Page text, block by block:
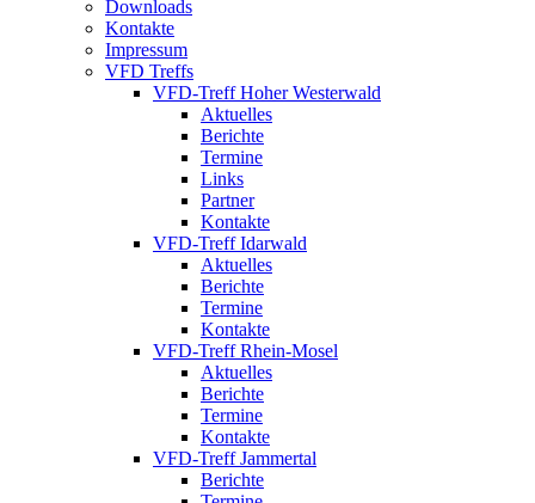
Downloads
Kontakte
Impressum
VFD Treffs
VFD-Treff Hoher Westerwald
Aktuelles
Berichte
Termine
Links
Partner
Kontakte
VFD-Treff Idarwald
Aktuelles
Berichte
Termine
Kontakte
VFD-Treff Rhein-Mosel
Aktuelles
Berichte
Termine
Kontakte
VFD-Treff Jammertal
Berichte